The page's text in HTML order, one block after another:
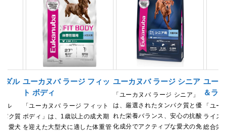
ダル
ル
パク質
愛犬
ユーカヌバ ラージ フィッ
ト ボディ
「ユーカヌバ ラージ フィット
ボディ」は、1歳以上の成犬期
を迎えた大型犬に適した体重管
ユーカヌバ ラージ シニア
「ユーカヌバ ラージ シニア」
は、厳選されたタンパク質と優
れた栄養バランス、安心の抗酸
化成分でアクティブな愛犬の免
ユー
＆ラ
「ユ
ライス
総合栄